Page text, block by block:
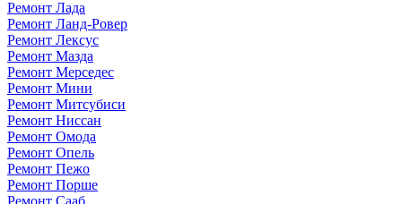
Ремонт Лада
Ремонт Ланд-Ровер
Ремонт Лексус
Ремонт Мазда
Ремонт Мерседес
Ремонт Мини
Ремонт Митсубиси
Ремонт Ниссан
Ремонт Омода
Ремонт Опель
Ремонт Пежо
Ремонт Порше
Ремонт Сааб